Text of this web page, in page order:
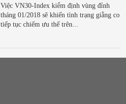
Việc VN30-Index kiểm định vùng đỉnh
tháng 01/2018 sẽ khiến tình trạng giằng co
tiếp tục chiếm ưu thế trên...